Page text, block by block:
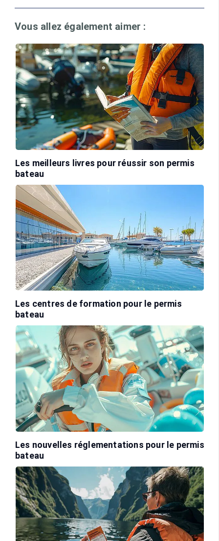
Vous allez également aimer :
Les meilleurs livres pour réussir son permis
bateau
Les centres de formation pour le permis
bateau
Les nouvelles réglementations pour le permis
bateau